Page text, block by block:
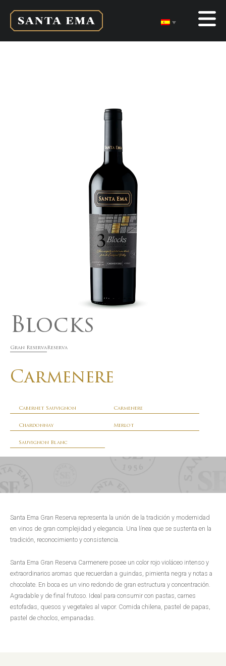
Blocks
Gran Reserva Reserva
Carmenere
Cabernet Sauvignon Carmenere
Chardonnay Merlot
Sauvignon Blanc
Santa Ema Gran Reserva representa la unión de la tradición y modernidad
en vinos de gran complejidad y elegancia. Una línea que se sustenta en la
tradición, reconocimiento y consistencia.
Santa Ema Gran Reserva Carmenere posee un color rojo violáceo intenso y
extraordinarios aromas que recuerdan a guindas, pimienta negra y notas a
chocolate. En boca es un vino redondo de gran estructura y concentración.
Agradable y de final frutoso. Ideal para consumir con pastas, carnes
estofadas, quesos y vegetales al vapor. Comida chilena, pastel de papas,
pastel de choclos, empanadas.